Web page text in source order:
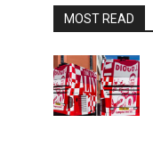
MOST READ